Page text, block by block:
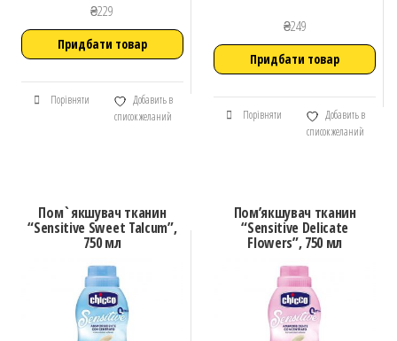
₴229
Придбати товар
Порівняти
Добавить в
список желаний
₴249
Придбати товар
Порівняти
Добавить в
список желаний
Пом`якшувач тканин
“Sensitive Sweet Talcum”,
750 мл
Пом’якшувач тканин
“Sensitive Delicate
Flowers”, 750 мл